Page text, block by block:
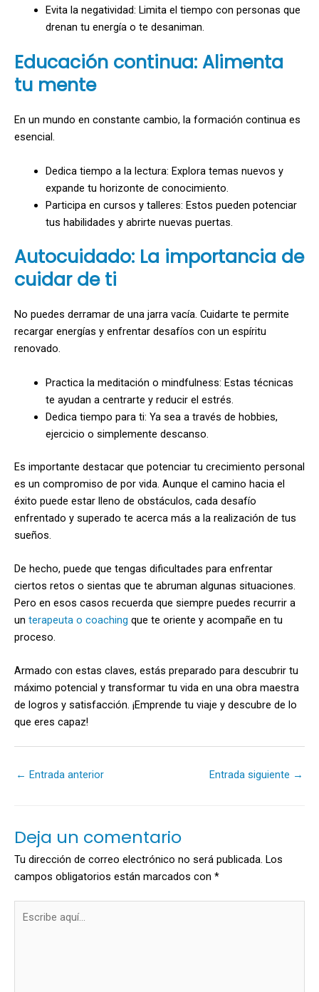
Evita la negatividad: Limita el tiempo con personas que
drenan tu energía o te desaniman.
Educación continua: Alimenta
tu mente
En un mundo en constante cambio, la formación continua es
esencial.
Dedica tiempo a la lectura: Explora temas nuevos y
expande tu horizonte de conocimiento.
Participa en cursos y talleres: Estos pueden potenciar
tus habilidades y abrirte nuevas puertas.
Autocuidado: La importancia de
cuidar de ti
No puedes derramar de una jarra vacía. Cuidarte te permite
recargar energías y enfrentar desafíos con un espíritu
renovado.
Practica la meditación o mindfulness: Estas técnicas
te ayudan a centrarte y reducir el estrés.
Dedica tiempo para ti: Ya sea a través de hobbies,
ejercicio o simplemente descanso.
Es importante destacar que potenciar tu crecimiento personal
es un compromiso de por vida. Aunque el camino hacia el
éxito puede estar lleno de obstáculos, cada desafío
enfrentado y superado te acerca más a la realización de tus
sueños.
De hecho, puede que tengas dificultades para enfrentar
ciertos retos o sientas que te abruman algunas situaciones.
Pero en esos casos recuerda que siempre puedes recurrir a
un terapeuta o coaching que te oriente y acompañe en tu
proceso.
Armado con estas claves, estás preparado para descubrir tu
máximo potencial y transformar tu vida en una obra maestra
de logros y satisfacción. ¡Emprende tu viaje y descubre de lo
que eres capaz!
← Entrada anterior Entrada siguiente →
Deja un comentario
Tu dirección de correo electrónico no será publicada. Los
campos obligatorios están marcados con *